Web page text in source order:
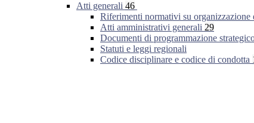
Atti generali 46
Riferimenti normativi su organizzazione
Atti amministrativi generali 29
Documenti di programmazione
Statuti e leggi regionali
Codice disciplinare e codice di condotta